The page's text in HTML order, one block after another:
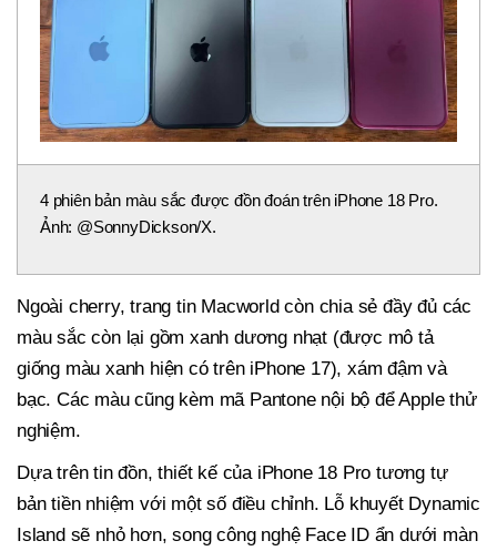
4 phiên bản màu sắc được đồn đoán trên iPhone 18 Pro.
Ảnh: @SonnyDickson/X.
Ngoài cherry, trang tin Macworld còn chia sẻ đầy đủ các
màu sắc còn lại gồm xanh dương nhạt (được mô tả
giống màu xanh hiện có trên iPhone 17), xám đậm và
bạc. Các màu cũng kèm mã Pantone nội bộ để Apple thử
nghiệm.
Dựa trên tin đồn, thiết kế của iPhone 18 Pro tương tự
bản tiền nhiệm với một số điều chỉnh. Lỗ khuyết Dynamic
Island sẽ nhỏ hơn, song công nghệ Face ID ẩn dưới màn